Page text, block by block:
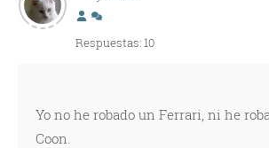
Respuestas: 10
Yo no he robado un Ferrari, ni he
Coon.